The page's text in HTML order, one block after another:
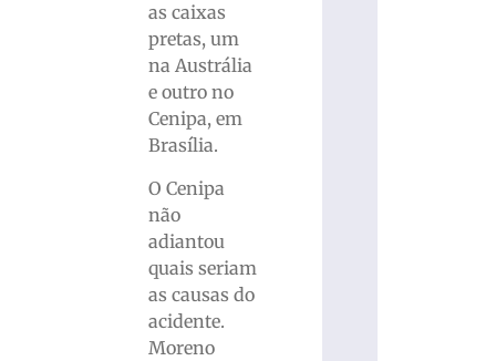
as caixas
pretas, um
na Austrália
e outro no
Cenipa, em
Brasília.
O Cenipa
não
adiantou
quais seriam
as causas do
acidente.
Moreno